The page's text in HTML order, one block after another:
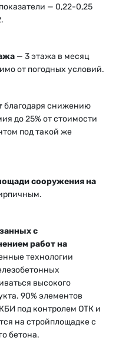
— 0,22-0,25
— 3 этажа в месяц
от погодных условий.
благодаря снижению
до 25% от стоимости
под такой же
сооружения на
с
работ на
технологии
высокого
90% элементов
под контролем ОТК и
на стройплощадке с
бетона.